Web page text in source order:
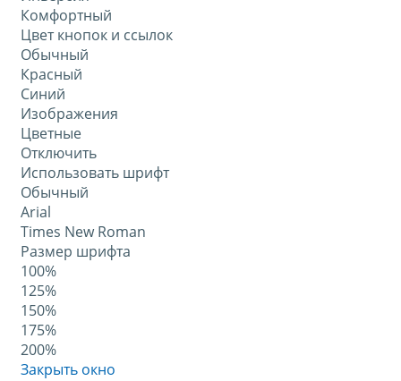
Комфортный
Цвет кнопок и ссылок
Обычный
Красный
Синий
Изображения
Цветные
Отключить
Использовать шрифт
Обычный
Arial
Times New Roman
Размер шрифта
100%
125%
150%
175%
200%
Закрыть окно